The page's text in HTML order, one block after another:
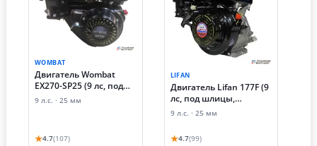
WOMBAT
Двигатель Wombat
EX270-SP25 (9 лс, под
шлицы, 80х80)
9 л.с. · 25 мм
★4.7(107)
LIFAN
Двигатель Lifan 177F (9
лс, под шлицы,
разболтовка под
9 л.с. · 25 мм
★4.7(99)